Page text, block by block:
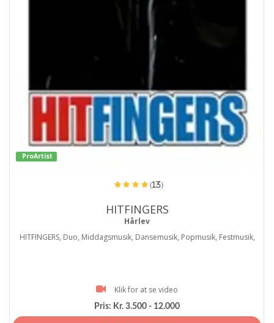
ProArtist
(13)
HITFINGERS
Hårlev
HITFINGERS, Duo, Middagsmusik, Dansemusik, Popmusik, Festmusik,
Klik for at se video
Pris: Kr. 3.500 - 12.000